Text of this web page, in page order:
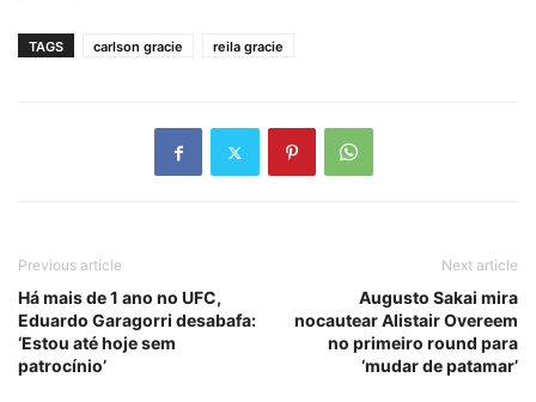
TAGS carlson gracie reila gracie
Previous article
Há mais de 1 ano no UFC,
Eduardo Garagorri desabafa:
‘Estou até hoje sem
patrocínio’
Next article
Augusto Sakai mira
nocautear Alistair Overeem
no primeiro round para
‘mudar de patamar’